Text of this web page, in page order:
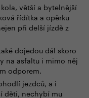
větší a bytelnější
řídítka a opěrku
při delší jízdě z
dojedou dál skoro
na asfaltu i mimo něj
odporem.
jezdců, a i
děti, nechybí mu